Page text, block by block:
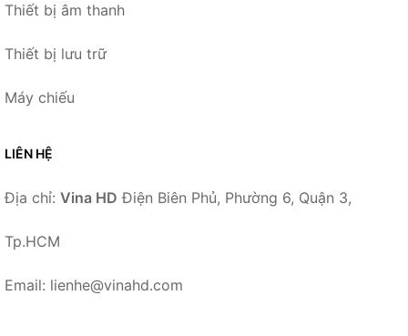
Thiết bị âm thanh
Thiết bị lưu trữ
Máy chiếu
LIÊN HỆ
Địa chỉ: Vina HD Điện Biên Phủ, Phường 6, Quận 3,
Tp.HCM
Email: lienhe@vinahd.com